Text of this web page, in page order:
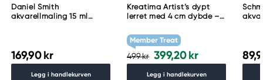
Daniel Smith
akvarellmaling 15 ml
169,90 kr
Legg i handlekurven
Kreatima Artist’s dypt
lerret med 4 cm dybde –
Member Treat
499 kr 399,20 kr
Legg i handlekurven